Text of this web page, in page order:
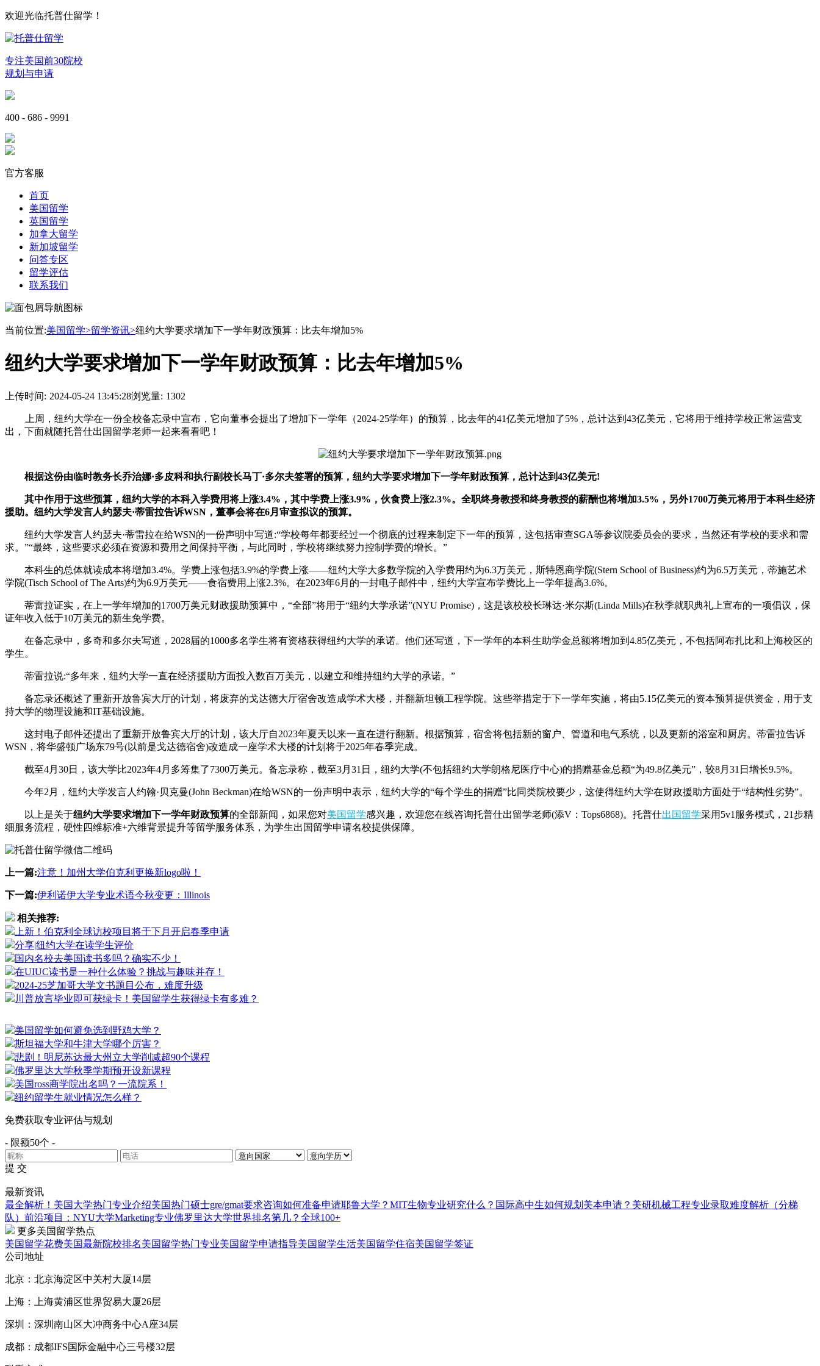
欢迎光临托普仕留学！
专注美国前30院校
规划与申请
400 - 686 - 9991
官方客服
首页
美国留学
英国留学
加拿大留学
新加坡留学
问答专区
留学评估
联系我们
当前位置:美国留学>留学资讯>纽约大学要求增加下一学年财政预算：比去年增加5%
纽约大学要求增加下一学年财政预算：比去年增加5%
上传时间: 2024-05-24 13:45:28浏览量: 1302
上周，纽约大学在一份全校备忘录中宣布，它向董事会提出了增加下一学年（2024-25学年）的预算，比去年的41亿美元增加了5%，总计达到43亿美元，它将用于维持学校正常运营支
出，下面就随托普仕出国留学老师一起来看看吧！
根据这份由临时教务长乔治娜·多皮科和执行副校长马丁·多尔夫签署的预算，纽约大学要求增加下一学年财政预算，总计达到43亿美元!
其中作用于这些预算，纽约大学的本科入学费用将上涨3.4%，其中学费上涨3.9%，伙食费上涨2.3%。全职终身教授和终身教授的薪酬也将增加3.5%，另外1700万美元将用于本科生经济
援助。纽约大学发言人约瑟夫·蒂雷拉告诉WSN，董事会将在6月审查拟议的预算。
纽约大学发言人约瑟夫·蒂雷拉在给WSN的一份声明中写道:“学校每年都要经过一个彻底的过程来制定下一年的预算，这包括审查SGA等参议院委员会的要求，当然还有学校的要求和需
求。”“最终，这些要求必须在资源和费用之间保持平衡，与此同时，学校将继续努力控制学费的增长。”
本科生的总体就读成本将增加3.4%。学费上涨包括3.9%的学费上涨——纽约大学大多数学院的入学费用约为6.3万美元，斯特恩商学院(Stern School of Business)约为6.5万美元，蒂施艺术
学院(Tisch School of The Arts)约为6.9万美元——食宿费用上涨2.3%。在2023年6月的一封电子邮件中，纽约大学宣布学费比上一学年提高3.6%。
蒂雷拉证实，在上一学年增加的1700万美元财政援助预算中，“全部”将用于“纽约大学承诺”(NYU Promise)，这是该校校长琳达·米尔斯(Linda Mills)在秋季就职典礼上宣布的一项倡议，保
证年收入低于10万美元的新生免学费。
在备忘录中，多奇和多尔夫写道，2028届的1000多名学生将有资格获得纽约大学的承诺。他们还写道，下一学年的本科生助学金总额将增加到4.85亿美元，不包括阿布扎比和上海校区的
学生。
蒂雷拉说:“多年来，纽约大学一直在经济援助方面投入数百万美元，以建立和维持纽约大学的承诺。”
备忘录还概述了重新开放鲁宾大厅的计划，将废弃的戈达德大厅宿舍改造成学术大楼，并翻新坦顿工程学院。这些举措定于下一学年实施，将由5.15亿美元的资本预算提供资金，用于支
持大学的物理设施和IT基础设施。
这封电子邮件还提出了重新开放鲁宾大厅的计划，该大厅自2023年夏天以来一直在进行翻新。根据预算，宿舍将包括新的窗户、管道和电气系统，以及更新的浴室和厨房。蒂雷拉告诉
WSN，将华盛顿广场东79号(以前是戈达德宿舍)改造成一座学术大楼的计划将于2025年春季完成。
截至4月30日，该大学比2023年4月多筹集了7300万美元。备忘录称，截至3月31日，纽约大学(不包括纽约大学朗格尼医疗中心)的捐赠基金总额“为49.8亿美元”，较8月31日增长9.5%。
今年2月，纽约大学发言人约翰·贝克曼(John Beckman)在给WSN的一份声明中表示，纽约大学的“每个学生的捐赠”比同类院校要少，这使得纽约大学在财政援助方面处于“结构性劣势”。
以上是关于纽约大学要求增加下一学年财政预算的全部新闻，如果您对美国留学感兴趣，欢迎您在线咨询托普仕出留学老师(添V：Tops6868)。托普仕出国留学采用5v1服务模式，21步精
细服务流程，硬性四维标准+六维背景提升等留学服务体系，为学生出国留学申请名校提供保障。
上一篇:注意！加州大学伯克利更换新logo啦！
下一篇:伊利诺伊大学专业术语今秋变更：Illinois
相关推荐:
上新！伯克利全球访校项目将于下月开启春季申请
分享|纽约大学在读学生评价
国内名校去美国读书多吗？确实不少！
在UIUC读书是一种什么体验？挑战与趣味并存！
2024-25芝加哥大学文书题目公布，难度升级
川普放言毕业即可获绿卡！美国留学生获得绿卡有多难？
美国留学如何避免选到野鸡大学？
斯坦福大学和牛津大学哪个厉害？
悲剧！明尼苏达最大州立大学削减超90个课程
佛罗里达大学秋季学期预开设新课程
美国ross商学院出名吗？一流院系！
纽约留学生就业情况怎么样？
免费获取专业评估与规划
- 限额50个 -
提 交
最新资讯
最全解析！美国大学热门专业介绍美国热门硕士gre/gmat要求咨询如何准备申请耶鲁大学？ MIT生物专业研究什么？ 国际高中生如何规划美本申请？ 美研机械工程专业录取难度解析（分梯
队） 前沿项目：NYU大学Marketing专业佛罗里达大学世界排名第几？全球100+
更多美国留学热点
美国留学花费美国最新院校排名美国留学热门专业美国留学申请指导美国留学生活美国留学住宿美国留学签证
公司地址
北京：北京海淀区中关村大厦14层
上海：上海黄浦区世界贸易大厦26层
深圳：深圳南山区大冲商务中心A座34层
成都：成都IFS国际金融中心三号楼32层